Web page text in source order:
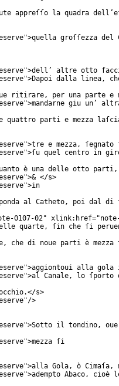
appreſſo la quadra
">quella groſſezza
">dell’ altre otto
">Dapoi dalla linea,
ritirare, per una parte e
">mandarne giu un’
quattro parti e mezza
">tre e mezza,
">ſu quel centro in
è una delle otto
">& </s>
">in
al Catheto, poi dal di
0107-02" xlink:href="
quarte, ſin che ſi
che di noue parti è
">aggiontoui alla
">al Canale, lo
s>
"/>
">Sotto il tondino,
">mezza ſi
">alla Gola, ò
">adempto Abaco, cioè